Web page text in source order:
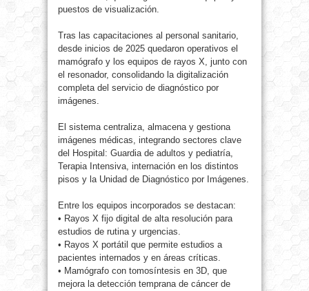
puestos de visualización.
Tras las capacitaciones al personal sanitario,
desde inicios de 2025 quedaron operativos el
mamógrafo y los equipos de rayos X, junto con
el resonador, consolidando la digitalización
completa del servicio de diagnóstico por
imágenes.
El sistema centraliza, almacena y gestiona
imágenes médicas, integrando sectores clave
del Hospital: Guardia de adultos y pediatría,
Terapia Intensiva, internación en los distintos
pisos y la Unidad de Diagnóstico por Imágenes.
Entre los equipos incorporados se destacan:
• Rayos X fijo digital de alta resolución para
estudios de rutina y urgencias.
• Rayos X portátil que permite estudios a
pacientes internados y en áreas críticas.
• Mamógrafo con tomosíntesis en 3D, que
mejora la detección temprana de cáncer de